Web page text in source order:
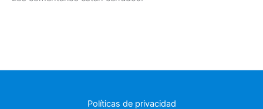
Políticas de privacidad